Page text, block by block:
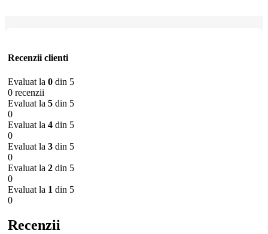
Recenzii clienti
Evaluat la 0 din 5
0 recenzii
Evaluat la 5 din 5
0
Evaluat la 4 din 5
0
Evaluat la 3 din 5
0
Evaluat la 2 din 5
0
Evaluat la 1 din 5
0
Recenzii